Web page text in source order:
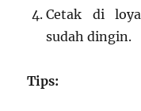
Cetak di
sudah dingin.
Tips: